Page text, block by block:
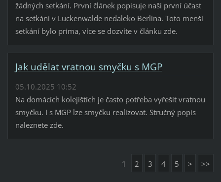
žádných setkání. První článek popisuje naši první účast
na setkání v Luckenwalde nedaleko Berlína. Toto menší
setkání bylo prima, více se dozvíte v článku zde.
Jak udělat vratnou smyčku s MGP
05.10.2025 10:52
Na domácích kolejištích je často potřeba vyřešit vratnou
smyčku. I s MGP lze smyčku realizovat. Stručný popis
naleznete zde.
1 2 3 4 5 > >>